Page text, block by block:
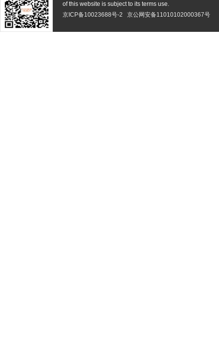
of this website is subject to its terms use.
京ICP备10023688号-2
京公网安备11010102000367号